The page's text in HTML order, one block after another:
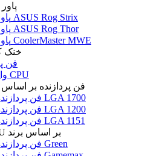
پاور ASUS Rog Strix
پاور ASUS Rog Thor
پاور CoolerMaster MWE
خنک
فن
واتر کولر CPU
فن پردازنده بر
فن پردازنده LGA 1700
فن پردازنده LGA 1200
فن پردازنده LGA 1151
فن CPU بر اساس برند
فن پردازنده Green